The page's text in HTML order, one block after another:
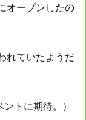
オープンしたの
れていたようだ
トに期待。）